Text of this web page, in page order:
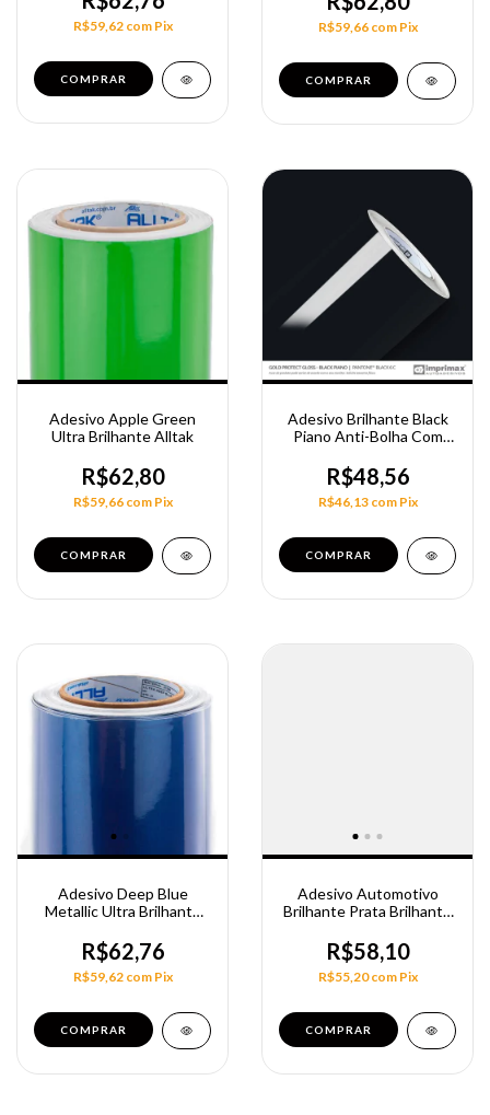
R$59,62 com Pix
COMPRAR
R$59,66 com Pix
COMPRAR
Adesivo Apple Green
Ultra Brilhante Alltak
R$62,80
R$59,66 com Pix
COMPRAR
Adesivo Brilhante Black
Piano Anti-Bolha Com
R$48,56
R$46,13 com Pix
COMPRAR
Adesivo Deep Blue
Metallic Ultra Brilhante
R$62,76
R$59,62 com Pix
COMPRAR
Adesivo Automotivo
Brilhante Prata Brilhante
R$58,10
R$55,20com Pix
COMPRAR